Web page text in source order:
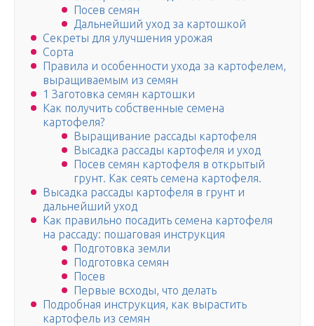
Посев семян
Дальнейший уход за картошкой
Секреты для улучшения урожая
Сорта
Правила и особенности ухода за картофелем,
выращиваемым из семян
1 Заготовка семян картошки
Как получить собственные семена
картофеля?
Выращивание рассады картофеля
Высадка рассады картофеля и уход
Посев семян картофеля в открытый
грунт. Как сеять семена картофеля.
Высадка рассады картофеля в грунт и
дальнейший уход
Как правильно посадить семена картофеля
на рассаду: пошаговая инструкция
Подготовка земли
Подготовка семян
Посев
Первые всходы, что делать
Подробная инструкция, как вырастить
картофель из семян